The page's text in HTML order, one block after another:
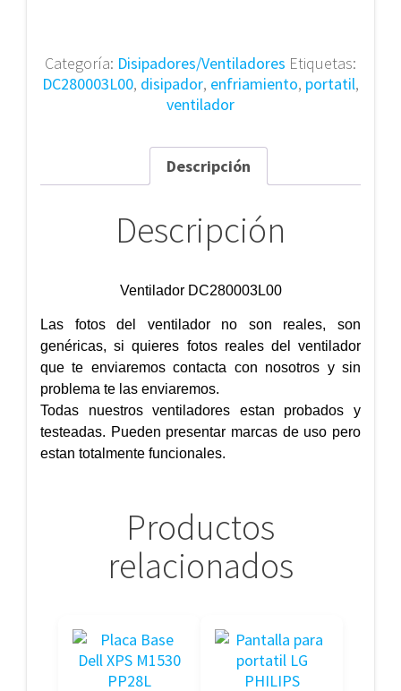
Categoría: Disipadores/Ventiladores Etiquetas:
DC280003L00, disipador, enfriamiento, portatil,
ventilador
Descripción
Descripción
Ventilador DC280003L00
Las fotos del ventilador no son reales, son
genéricas, si quieres fotos reales del ventilador
que te enviaremos contacta con nosotros y sin
problema te las enviaremos.
Todas nuestros ventiladores estan probados y
testeadas. Pueden presentar marcas de uso pero
estan totalmente funcionales.
Productos
relacionados